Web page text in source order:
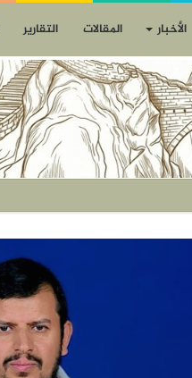
الأخبار المقالات التقارير